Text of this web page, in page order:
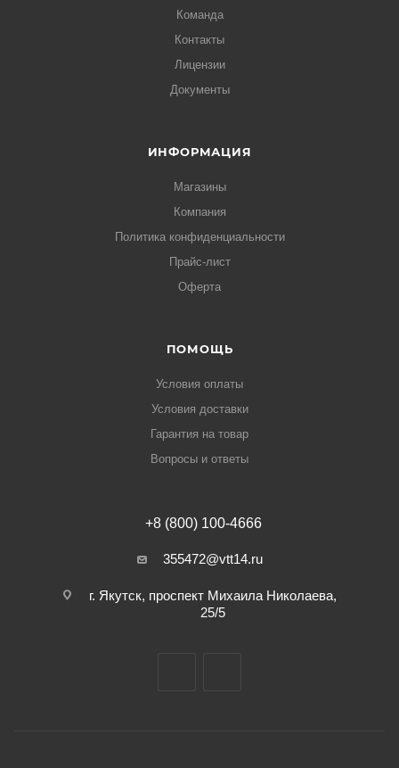
Команда
Контакты
Лицензии
Документы
ИНФОРМАЦИЯ
Магазины
Компания
Политика конфиденциальности
Прайс-лист
Оферта
ПОМОЩЬ
Условия оплаты
Условия доставки
Гарантия на товар
Вопросы и ответы
+8 (800) 100-4666
355472@vtt14.ru
г. Якутск, проспект Михаила Николаева,
25/5